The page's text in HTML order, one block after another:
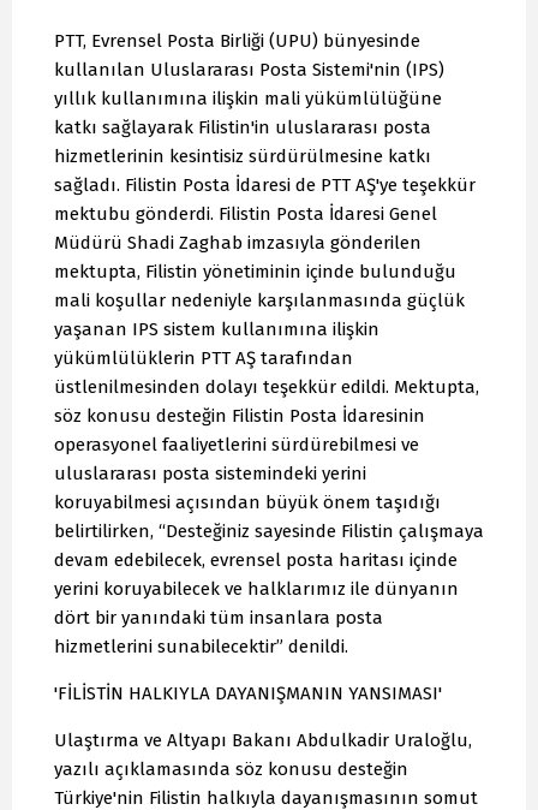
PTT, Evrensel Posta Birliği (UPU) bünyesinde
kullanılan Uluslararası Posta Sistemi'nin (IPS)
yıllık kullanımına ilişkin mali yükümlülüğüne
katkı sağlayarak Filistin'in uluslararası posta
hizmetlerinin kesintisiz sürdürülmesine katkı
sağladı. Filistin Posta İdaresi de PTT AŞ'ye teşekkür
mektubu gönderdi. Filistin Posta İdaresi Genel
Müdürü Shadi Zaghab imzasıyla gönderilen
mektupta, Filistin yönetiminin içinde bulunduğu
mali koşullar nedeniyle karşılanmasında güçlük
yaşanan IPS sistem kullanımına ilişkin
yükümlülüklerin PTT AŞ tarafından
üstlenilmesinden dolayı teşekkür edildi. Mektupta,
söz konusu desteğin Filistin Posta İdaresinin
operasyonel faaliyetlerini sürdürebilmesi ve
uluslararası posta sistemindeki yerini
koruyabilmesi açısından büyük önem taşıdığı
belirtilirken, “Desteğiniz sayesinde Filistin çalışmaya
devam edebilecek, evrensel posta haritası içinde
yerini koruyabilecek ve halklarımız ile dünyanın
dört bir yanındaki tüm insanlara posta
hizmetlerini sunabilecektir” denildi.
'FİLİSTİN HALKIYLA DAYANIŞMANIN YANSIMASI'
Ulaştırma ve Altyapı Bakanı Abdulkadir Uraloğlu,
yazılı açıklamasında söz konusu desteğin
Türkiye'nin Filistin halkıyla dayanışmasının somut